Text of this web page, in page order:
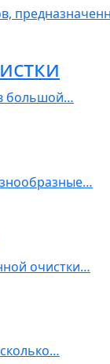
большой…
очистки…